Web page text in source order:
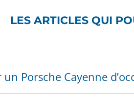
LES ARTICLES QUI
Porsche Cayenne